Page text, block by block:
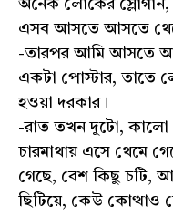
অনেক লোকের স্লোগান,
এসব আসতে আসতে
-তারপর আমি আসতে
একটা পোস্টার, তাতে
হওয়া দরকার।
-রাত তখন দুটো, কালো
চারমাথায় এসে থেমে
গেছে, বেশ কিছু চটি,
ছিটিয়ে, কেউ কোত্থাও